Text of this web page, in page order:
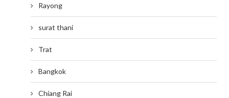
Rayong
surat thani
Trat
Bangkok
Chiang Rai